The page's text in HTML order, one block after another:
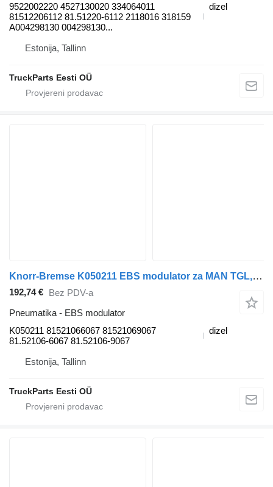
9522002220 4527130020 334064011
81512206112 81.51220-6112 2118016 318159
A004298130 004298130...
dizel
Estonija, Tallinn
TruckParts Eesti OÜ
Knorr-Bremse K050211 EBS modulator za MAN TGL, TGM, TGS, TGX (2005-2021) tegljača
192,74 € Bez PDV-a
Pneumatika - EBS modulator
K050211 81521066067 81521069067
81.52106-6067 81.52106-9067
dizel
Estonija, Tallinn
TruckParts Eesti OÜ